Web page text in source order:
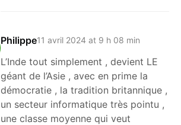
Philippe11 avril 2024 at 9 h 08 min
L’Inde tout simplement , devient LE
géant de l’Asie , avec en prime la
démocratie , la tradition britannique ,
un secteur informatique très pointu ,
une classe moyenne qui veut